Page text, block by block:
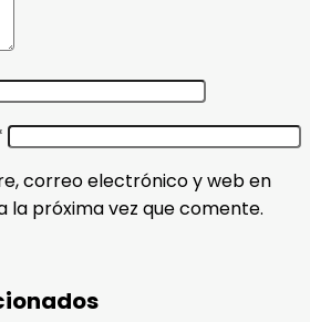
correo electrónico y web en
la próxima vez que comente.